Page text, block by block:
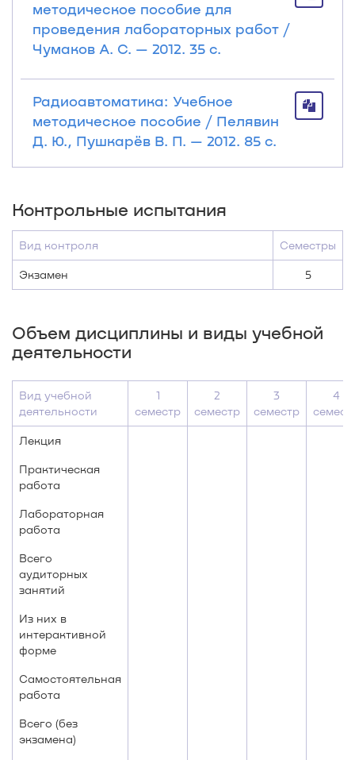
методическое пособие для
проведения лабораторных работ /
Чумаков А. С. — 2012. 35 с.
Радиоавтоматика: Учебное
методическое пособие / Пелявин
Д. Ю., Пушкарёв В. П. — 2012. 85 с.
Контрольные испытания
Вид контроля Семестры
Экзамен 5
Объем дисциплины и виды учебной
деятельности
Вид учебной
деятельности
1
семестр
2
семестр
3
семестр
4
Лекция
Практическая
работа
Лабораторная
работа
Всего
аудиторных
занятий
Из них в
интерактивной
форме
Самостоятельная
работа
Всего (без
экзамена)